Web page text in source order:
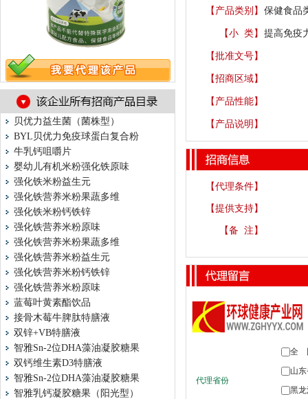
贝优力益生菌（菌株型）
BYL贝优力免疫球蛋白复合粉
牛乳钙咀嚼片
婴幼儿有机米粉强化铁原味
强化铁米粉益生元
强化铁营养米粉果蔬多维
强化铁米粉钙铁锌
强化铁营养米粉原味
强化铁营养米粉果蔬多维
强化铁营养米粉益生元
强化铁营养米粉钙铁锌
强化铁营养米粉原味
蓝莓叶黄素酯饮品
接骨木莓牛脾肽特膳液
双锌+VB特膳液
智雅Sn-2位DHA藻油凝胶糖果
双钙维生素D3特膳液
智雅Sn-2位DHA藻油凝胶糖果
智雅乳钙凝胶糖果（阳光型）
【产品类别】 保健食品
【小 类】 提高免疫
【批准文号】
【招商区域】
【产品性能】
【产品说明】
【代理条件】
【提供支持】
【备 注】